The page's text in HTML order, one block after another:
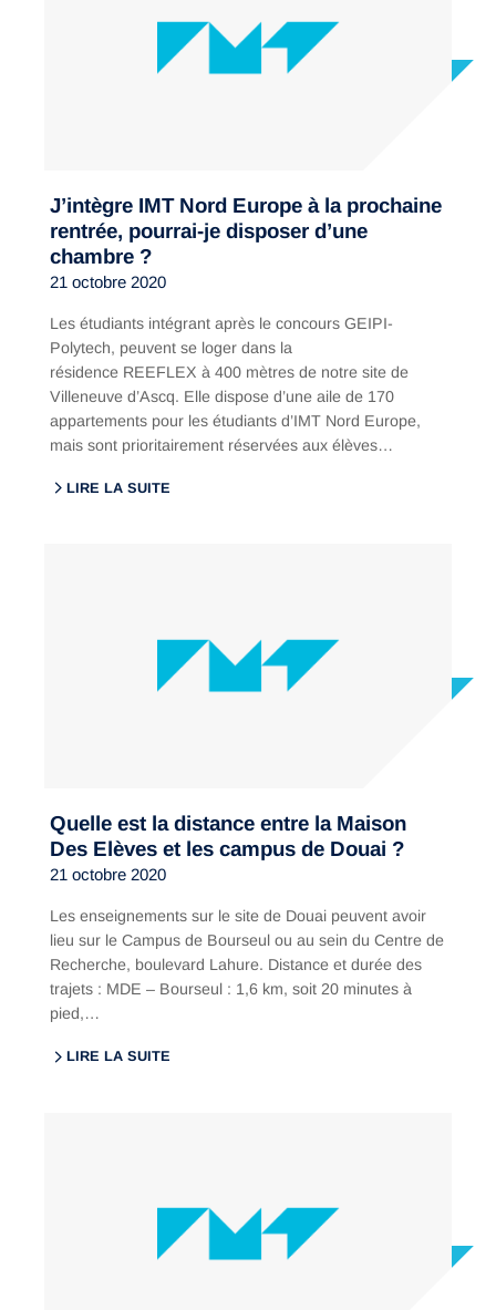
J’intègre IMT Nord Europe à la prochaine
rentrée, pourrai-je disposer d’une
chambre ?
21 octobre 2020
Les étudiants intégrant après le concours GEIPI-
Polytech, peuvent se loger dans la
résidence REEFLEX à 400 mètres de notre site de
Villeneuve d’Ascq. Elle dispose d’une aile de 170
appartements pour les étudiants d’IMT Nord Europe,
mais sont prioritairement réservées aux élèves…
LIRE LA SUITE
Quelle est la distance entre la Maison
Des Elèves et les campus de Douai ?
21 octobre 2020
Les enseignements sur le site de Douai peuvent avoir
lieu sur le Campus de Bourseul ou au sein du Centre de
Recherche, boulevard Lahure. Distance et durée des
trajets : MDE – Bourseul : 1,6 km, soit 20 minutes à
pied,…
LIRE LA SUITE